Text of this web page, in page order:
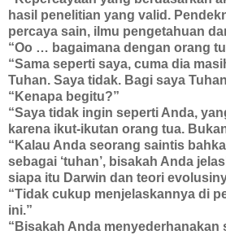
hasil penelitian yang valid.
percaya sain, ilmu pengetahuan
“Oo … bagaimana dengan orang
“Sama seperti saya, cuma dia
Tuhan. Saya tidak. Bagi saya
“Kenapa begitu?”
“Saya tidak ingin seperti Anda,
karena ikut-ikutan orang tua.
“Kalau Anda seorang saintis
sebagai ‘tuhan’, bisakah Anda
siapa itu Darwin dan teori
“Tidak cukup menjelaskannya di
ini.”
“Bisakah Anda menyederhanakan